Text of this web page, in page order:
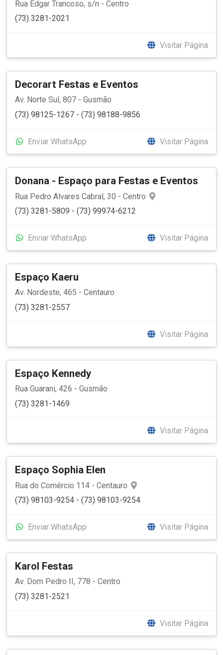
Rua Edgar Trancoso, s/n - Centro
(73) 3281-2021
Visitar Página
Decorart Festas e Eventos
Av. Norte Sul, 807 - Gusmão
(73) 98125-1267 - (73) 98188-9856
Enviar WhatsApp Visitar Página
Donana - Espaço para Festas e Eventos
Rua Pedro Alvares Cabral, 30 - Centro
(73) 3281-5809 - (73) 99974-6212
Enviar WhatsApp Visitar Página
Espaço Kaeru
Av. Nordeste, 465 - Centauro
(73) 3281-2557
Visitar Página
Espaço Kennedy
Rua Guarani, 426 - Gusmão
(73) 3281-1469
Visitar Página
Espaço Sophia Elen
Rua do Comércio 114 - Centauro
(73) 98103-9254 - (73) 98103-9254
Enviar WhatsApp Visitar Página
Karol Festas
Av. Dom Pedro II, 778 - Centro
(73) 3281-2521
Visitar Página